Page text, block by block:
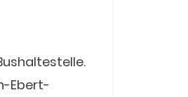
Ebert-